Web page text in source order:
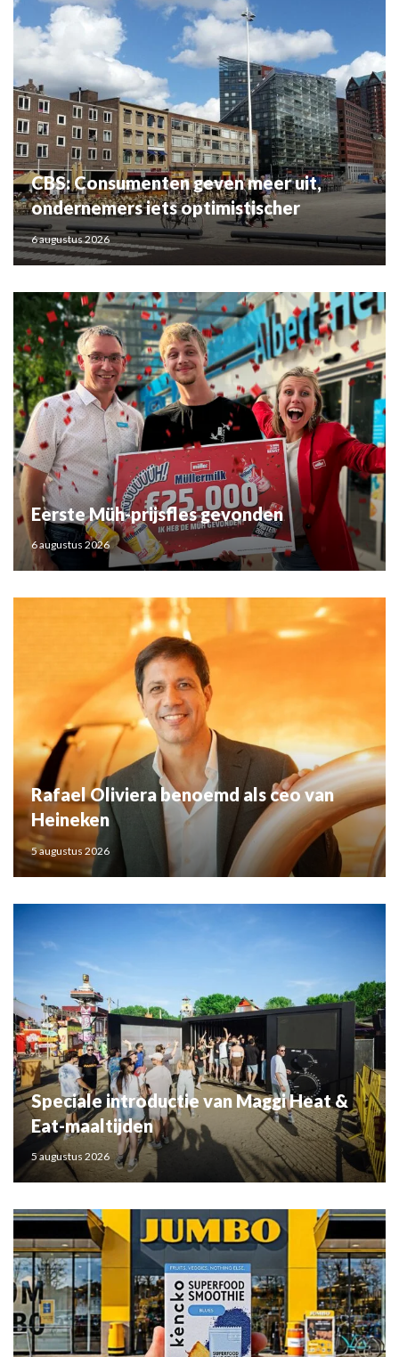
CBS: Consumenten geven meer uit,
ondernemers iets optimistischer
6 augustus 2026
Eerste Müh-prijsfles gevonden
6 augustus 2026
Rafael Oliviera benoemd als ceo van
Heineken
5 augustus 2026
Speciale introductie van Maggi Heat &
Eat-maaltijden
5 augustus 2026